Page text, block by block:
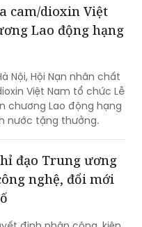
cam/dioxin Việt
Lao động hạng
Nội, Hội Nạn nhân chất
Việt Nam tổ chức Lễ
chương Lao động hạng
nước tặng thưởng.
đạo Trung ương
nghệ, đổi mới